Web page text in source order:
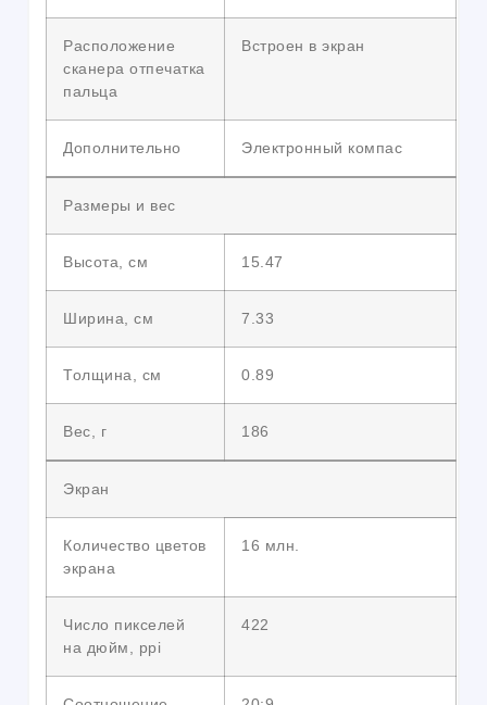
Расположение
сканера отпечатка
пальца
Встроен в экран
Дополнительно Электронный компас
Размеры и вес
Высота, см 15.47
Ширина, см 7.33
Толщина, см 0.89
Вес, г 186
Экран
Количество цветов
экрана
16 млн.
Число пикселей
на дюйм, ppi
422